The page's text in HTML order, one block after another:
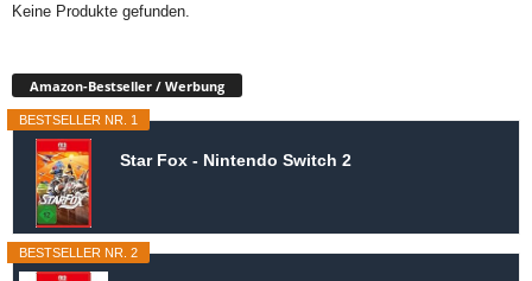
Keine Produkte gefunden.
Amazon-Bestseller / Werbung
BESTSELLER NR. 1
Star Fox - Nintendo Switch 2
BESTSELLER NR. 2